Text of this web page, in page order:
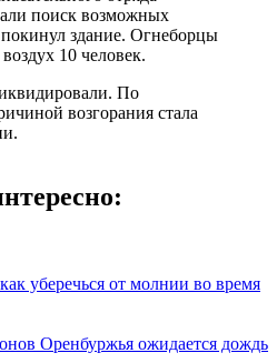
поиск возможных
здание. Огнеборцы
10 человек.
По
возгорания стала
уберечься от молнии во время
Оренбуржья ожидается дождь